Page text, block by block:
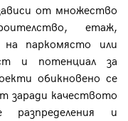
от множество
етаж,
на паркомясто или
и потенциал за
обикновено се
заради качеството
разпределения и